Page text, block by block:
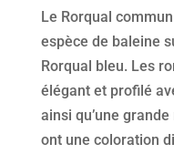
Le Rorqual
espèce de baleine
Rorqual bleu. Les
élégant et profilé
ainsi qu’une
ont une coloration